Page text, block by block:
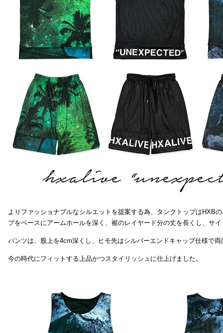
よりファッショナブルなシルエットを提案する為、タンクトップはHXB
プをベースにアームホールを深く、裾のレイヤード分の丈を長くし、サ
パンツは、股上を4cm深くし、ヒモ先はシルバーエンドキャップ仕様で
今の時代にフィットする上品かつスタイリッシュに仕上げました。